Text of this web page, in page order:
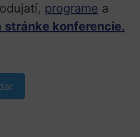
programe a
stránke konferencie.